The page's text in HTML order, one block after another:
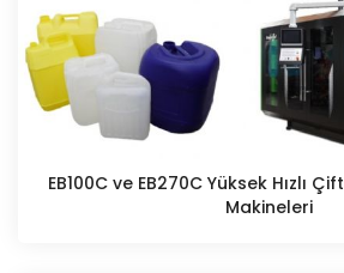
EB100C ve EB270C Yüksek Hızlı
Makineleri